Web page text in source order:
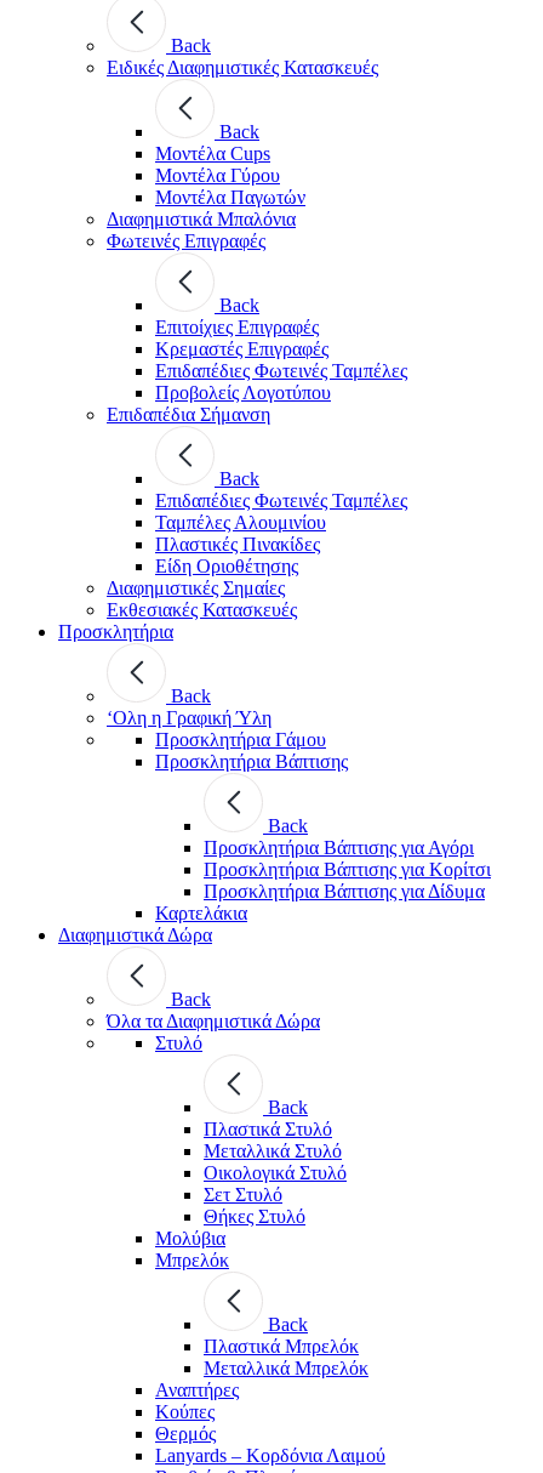
Back
Ειδικές Διαφημιστικές Κατασκευές
Back
Μοντέλα Cups
Μοντέλα Γύρου
Μοντέλα Παγωτών
Διαφημιστικά Μπαλόνια
Φωτεινές Επιγραφές
Back
Επιτοίχιες Επιγραφές
Κρεμαστές Επιγραφές
Επιδαπέδιες Φωτεινές Ταμπέλες
Προβολείς Λογοτύπου
Επιδαπέδια Σήμανση
Back
Επιδαπέδιες Φωτεινές Ταμπέλες
Ταμπέλες Αλουμινίου
Πλαστικές Πινακίδες
Είδη Οριοθέτησης
Διαφημιστικές Σημαίες
Εκθεσιακές Κατασκευές
Προσκλητήρια
Back
‘Ολη η Γραφική Ύλη
Προσκλητήρια Γάμου
Προσκλητήρια Βάπτισης
Back
Προσκλητήρια Βάπτισης για Αγόρι
Προσκλητήρια Βάπτισης για Κορίτσι
Προσκλητήρια Βάπτισης για Δίδυμα
Καρτελάκια
Διαφημιστικά Δώρα
Back
Όλα τα Διαφημιστικά Δώρα
Στυλό
Back
Πλαστικά Στυλό
Μεταλλικά Στυλό
Οικολογικά Στυλό
Σετ Στυλό
Θήκες Στυλό
Μολύβια
Μπρελόκ
Back
Πλαστικά Μπρελόκ
Μεταλλικά Μπρελόκ
Αναπτήρες
Κούπες
Θερμός
Lanyards – Kορδόνια Λαιμού